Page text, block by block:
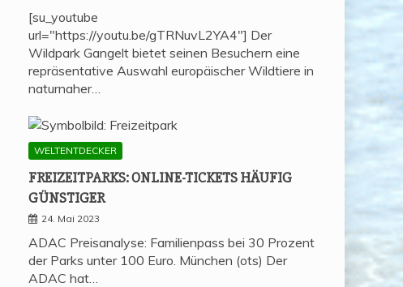
[su_youtube
url="https://youtu.be/gTRNuvL2YA4"] Der
Wildpark Gangelt bietet seinen Besuchern eine
repräsentative Auswahl europäischer Wildtiere in
naturnaher…
WELTENTDECKER
FREI­ZEIT­PARKS: ONLINE-TICKETS HÄU­FIG
GÜNSTIGER
24. Mai 2023
ADAC Preisanalyse: Familienpass bei 30 Prozent
der Parks unter 100 Euro. München (ots) Der
ADAC hat…